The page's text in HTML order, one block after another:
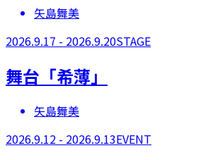
矢島舞美
2026.9.17 - 2026.9.20STAGE
舞台「希薄」
矢島舞美
2026.9.12 - 2026.9.13EVENT